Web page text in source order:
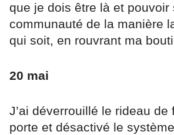
que je dois être là et pouvoir
communauté de la manière
qui soit, en rouvrant ma
20 mai
J’ai déverrouillé le rideau de
porte et désactivé le